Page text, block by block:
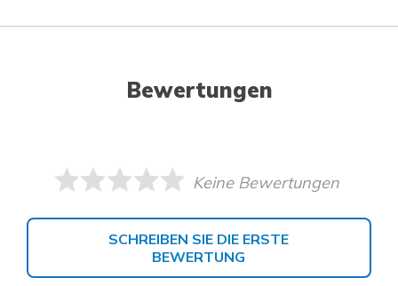
Bewertungen
Keine Bewertungen
SCHREIBEN SIE DIE ERSTE
BEWERTUNG